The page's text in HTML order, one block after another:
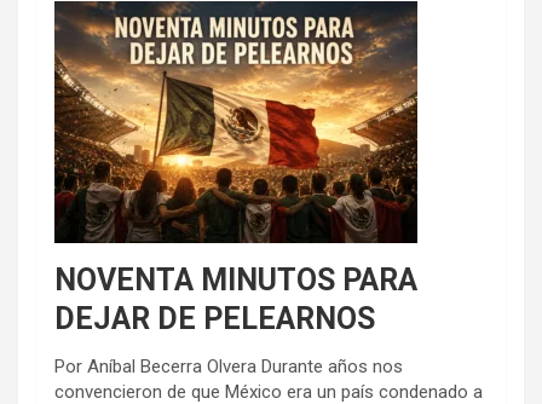
NOVENTA MINUTOS PARA
DEJAR DE PELEARNOS
Por Aníbal Becerra Olvera Durante años nos
convencieron de que México era un país condenado a